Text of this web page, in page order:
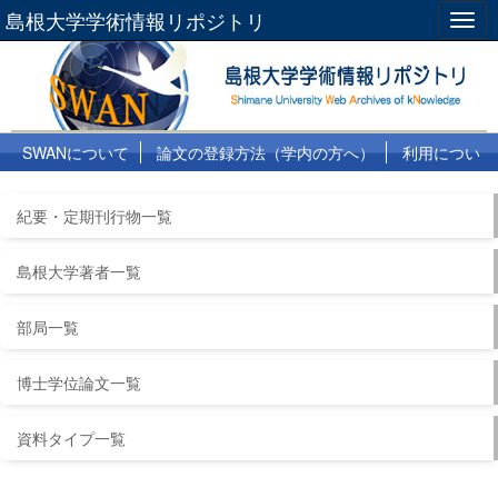
島根大学学術情報リポジトリ
SWANについて 論文の登録方法（学内の方へ）
利用につい
紀要・定期刊行物一覧
島根大学著者一覧
部局一覧
博士学位論文一覧
資料タイプ一覧